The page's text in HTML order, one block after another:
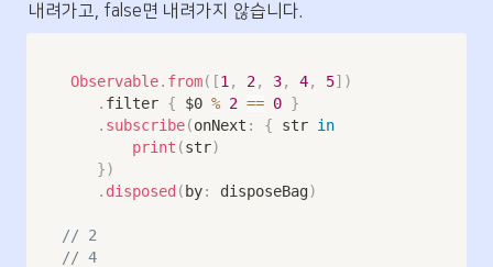
내려가고, false면 내려가지 않습니다.
Observable. from( [1 , 2, 3, 4, 5] )
. filter { $0 % 2 == 0 }
. subscribe(onNext : { str in
print (str)
})
. disposed ( by: disposeBag)
// 2
// 4